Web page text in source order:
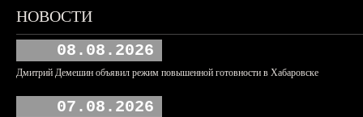
НОВОСТИ
08.08.2026
Дмитрий Демешин объявил режим повышенной готовности в Хабаровске
07.08.2026